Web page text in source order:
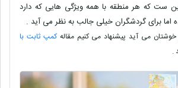
ست که هر منطقه با همه ویژگی هایی که دارد
اما برای گردشگران خیلی جالب به نظر می آید .
می آید پیشنهاد می کنیم مقالهکمپ ثابت با
.